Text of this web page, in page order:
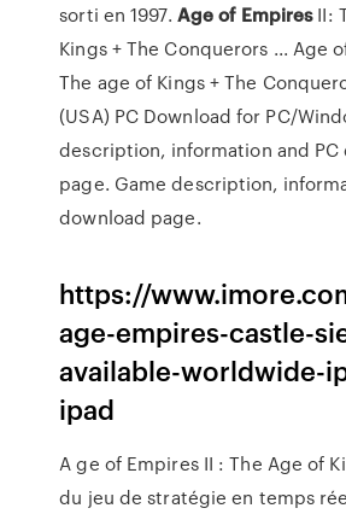
sorti en 1997. Ageof EmpiresII:
Kings + The Conquerors ... Age
The age of Kings + The
(USA) PC Download for PC/
description, information and PC
page. Game description,
download page.
https://
age-empires-castle-
available-worldwide-
ipad
A ge of Empires II : The Age of
du jeu de stratégie en temps